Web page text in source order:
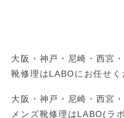
大阪・神戸・尼崎・西宮
靴修理はLABOにお任せく
大阪・神戸・尼崎・西宮
メンズ靴修理はLABO(ラ